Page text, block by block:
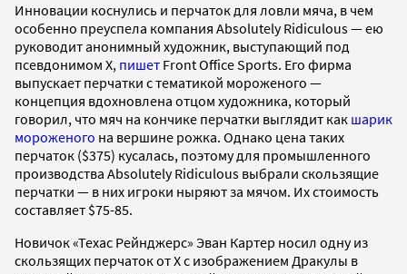
Инновации коснулись и перчаток для ловли мяча, в чем
особенно преуспела компания Absolutely Ridiculous — ею
руководит анонимный художник, выступающий под
псевдонимом X, пишет Front Office Sports. Его фирма
выпускает перчатки с тематикой мороженого —
концепция вдохновлена отцом художника, который
говорил, что мяч на кончике перчатки выглядит как шарик
мороженого на вершине рожка. Однако цена таких
перчаток ($375) кусалась, поэтому для промышленного
производства Absolutely Ridiculous выбрали скользящие
перчатки — в них игроки ныряют за мячом. Их стоимость
составляет $75-85.
Новичок «Техас Рейнджерс» Эван Картер носил одну из
скользящих перчаток от Х с изображением Дракулы в